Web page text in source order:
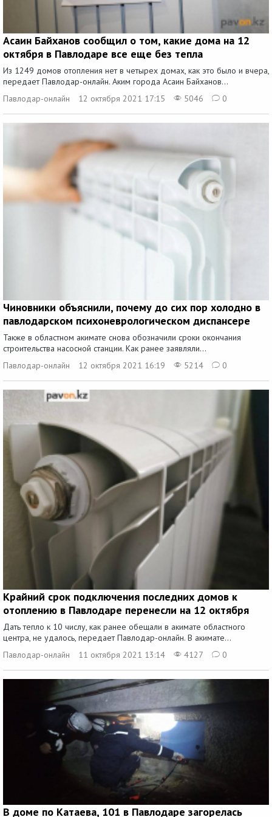
Асаин Байханов сообщил о том, какие дома на 12
октября в Павлодаре все еще без тепла
Из 1249 домов отопления нет в четырех домах, как это было и вчера,
передает Павлодар-онлайн. Аким города Асаин Байханов...
Павлодар-онлайн
12 октября 2021 17:15 5046 0
Чиновники объяснили, почему до сих пор холодно в
павлодарском психоневрологическом диспансере
Также в областном акимате снова обозначили сроки окончания
строительства насосной станции. Как ранее заявляли...
Павлодар-онлайн
12 октября 2021 16:19 5214 0
Крайний срок подключения последних домов к
отоплению в Павлодаре перенесли на 12 октября
Дать тепло к 10 числу, как ранее обещали в акимате областного
центра, не удалось, передает Павлодар-онлайн. В акимате...
Павлодар-онлайн
11 октября 2021 13:14 4127 0
В доме по Катаева, 101 в Павлодаре загорелась